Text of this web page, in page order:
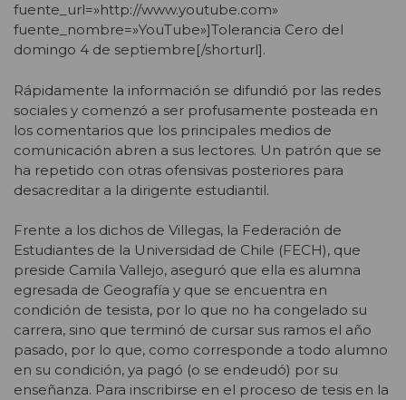
fuente_url=»http://www.youtube.com»
fuente_nombre=»YouTube»]Tolerancia Cero del
domingo 4 de septiembre[/shorturl].
Rápidamente la información se difundió por las redes
sociales y comenzó a ser profusamente posteada en
los comentarios que los principales medios de
comunicación abren a sus lectores. Un patrón que se
ha repetido con otras ofensivas posteriores para
desacreditar a la dirigente estudiantil.
Frente a los dichos de Villegas, la Federación de
Estudiantes de la Universidad de Chile (FECH), que
preside Camila Vallejo, aseguró que ella es alumna
egresada de Geografía y que se encuentra en
condición de tesista, por lo que no ha congelado su
carrera, sino que terminó de cursar sus ramos el año
pasado, por lo que, como corresponde a todo alumno
en su condición, ya pagó (o se endeudó) por su
enseñanza. Para inscribirse en el proceso de tesis en la